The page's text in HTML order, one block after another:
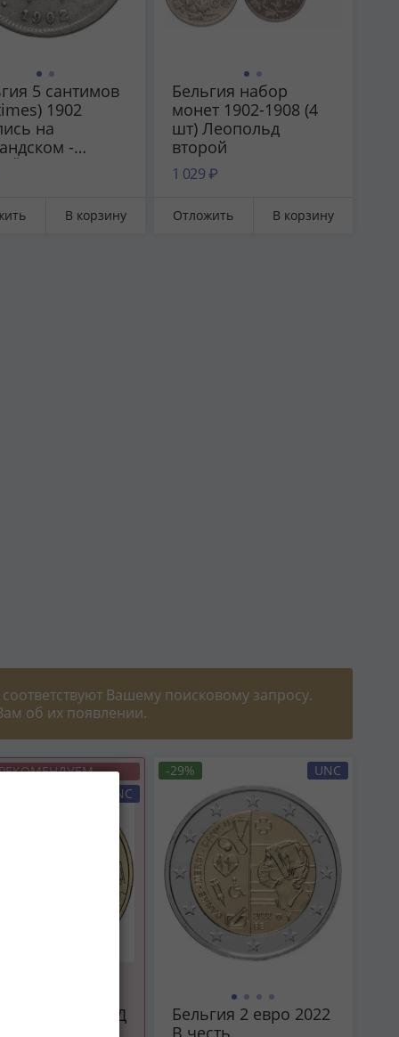
5 сантимов
1902
на
-
В корзину
Бельгия набор
монет 1902-1908 (4
шт) Леопольд
второй
1 029 ₽
Отложить В корзину
Вашему поисковому запросу.
об их появлении.
UNC
2025 ММД
-29% UNC
Бельгия 2 евро 2022
В честь